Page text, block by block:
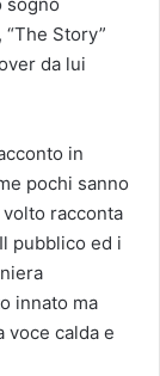
Story”
da lui
in
pochi sanno
racconta
pubblico ed i
innato ma
voce calda e